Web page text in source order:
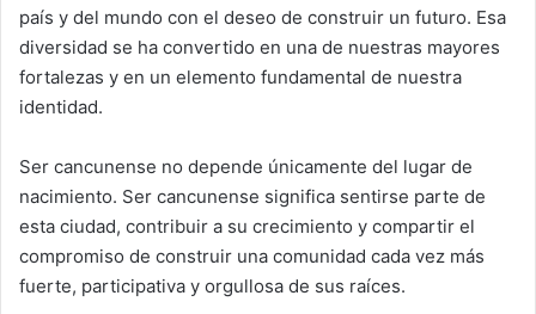
país y del mundo con el deseo de construir un futuro. Esa
diversidad se ha convertido en una de nuestras mayores
fortalezas y en un elemento fundamental de nuestra
identidad.
Ser cancunense no depende únicamente del lugar de
nacimiento. Ser cancunense significa sentirse parte de
esta ciudad, contribuir a su crecimiento y compartir el
compromiso de construir una comunidad cada vez más
fuerte, participativa y orgullosa de sus raíces.